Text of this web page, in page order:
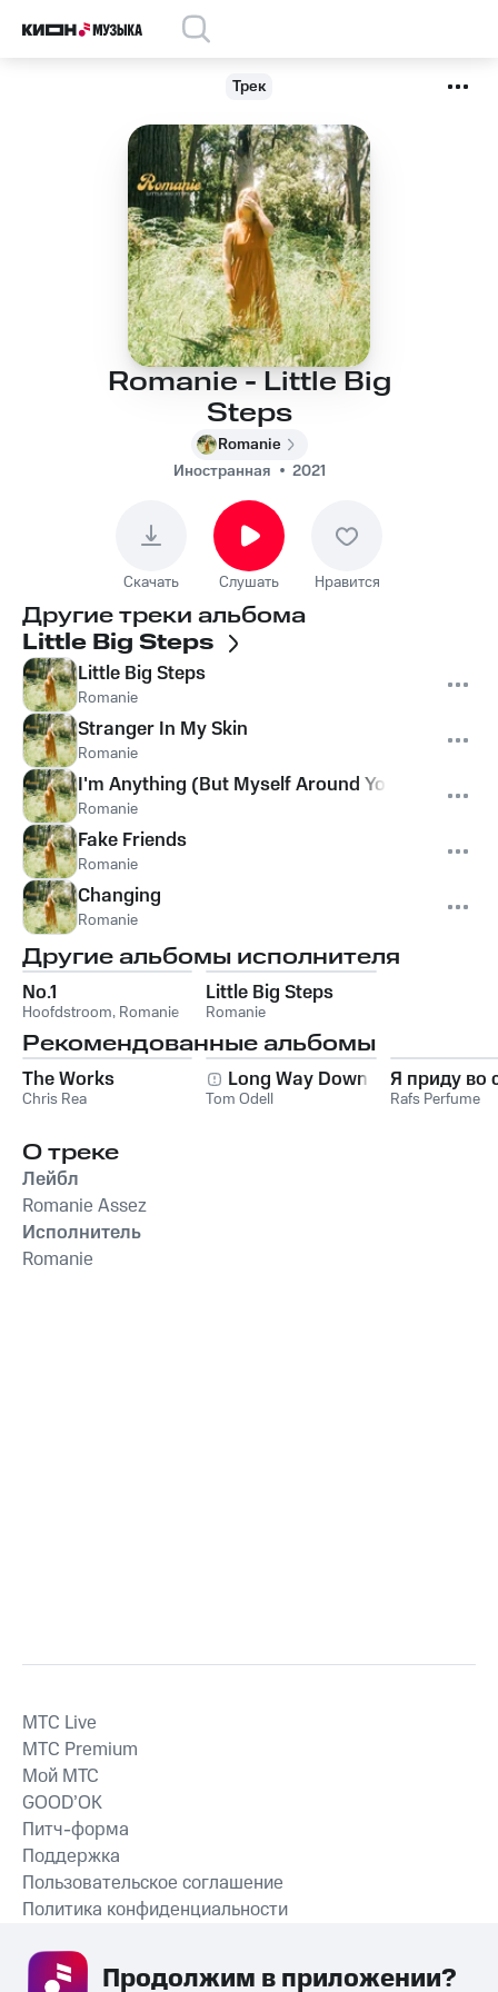
Трек
Romanie - Little Big
Steps
Romanie
Иностранная
2021
Скачать Слушать Нравится
Другие треки альбома
Little Big Steps
Little Big Steps
Romanie
Stranger In My Skin
Romanie
I'm Anything (But Myself Around You)
Romanie
Fake Friends
Romanie
Changing
Romanie
Другие альбомы исполнителя
No.1
Hoofdstroom, Romanie
Little Big Steps
Romanie
Рекомендованные альбомы
The Works
Chris Rea
Long Way Down
Tom Odell
Я приду во
Rafs Perfume
О треке
Лейбл
Romanie Assez
Исполнитель
Romanie
СКАЧАТЬ ПРИЛОЖЕНИЕ
MTС Live
MTС Premium
Мой МТС
GOOD’OK
Питч-форма
Поддержка
Пользовательское соглашение
Политика конфиденциальности